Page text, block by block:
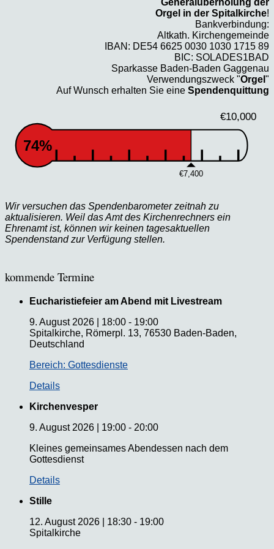
Orgel in der Spitalkirche!
Bankverbindung:
Altkath. Kirchengemeinde
IBAN: DE54 6625 0030 1030 1715 89
BIC: SOLADES1BAD
Sparkasse Baden-Baden Gaggenau
Verwendungszweck "Orgel "
Auf Wunsch erhalten Sie eine Spendenquittung
€10,000
€7,400
74%
Wir versuchen das Spendenbarometer zeitnah zu
aktualisieren. Weil das Amt des Kirchenrechners ein
Ehrenamt ist, können wir keinen tagesaktuellen
Spendenstand zur Verfügung stellen.
kommende Termine
Eucharistiefeier am Abend mit Livestream
9. August 2026
18:00 - 19:00
Spitalkirche, Römerpl. 13, 76530 Baden-Baden,
Deutschland
Bereich: Gottesdienste
Details
Kirchenvesper
9. August 2026
19:00 - 20:00
Kleines gemeinsames Abendessen nach dem
Gottesdienst
Details
Stille
12. August 2026
18:30 - 19:00
Spitalkirche